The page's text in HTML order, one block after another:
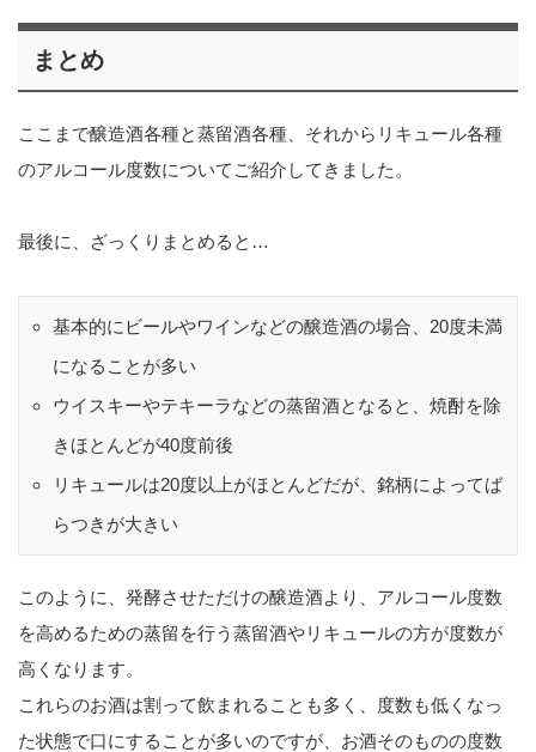
まとめ
ここまで醸造酒各種と蒸留酒各種、それからリキュール各種
のアルコール度数についてご紹介してきました。
最後に、ざっくりまとめると…
基本的にビールやワインなどの醸造酒の場合、20度未満
になることが多い
ウイスキーやテキーラなどの蒸留酒となると、焼酎を除
きほとんどが40度前後
リキュールは20度以上がほとんどだが、銘柄によってば
らつきが大きい
このように、発酵させただけの醸造酒より、アルコール度数
を高めるための蒸留を行う蒸留酒やリキュールの方が度数が
高くなります。
これらのお酒は割って飲まれることも多く、度数も低くなっ
た状態で口にすることが多いのですが、お酒そのものの度数